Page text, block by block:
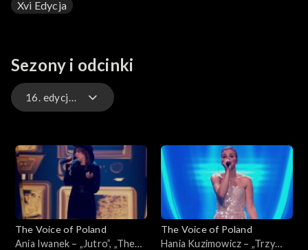
Xvi Edycja
Sezony i odcinki
16. edycja – występy
16. edycja
15. edycja
The Voice of Poland
Ania Iwanek – „Jutro”, „The
The Voice of Poland
Hania Kuzimowicz – „Trzy